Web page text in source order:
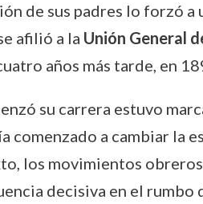
de sus padres lo forzó
afilió a la Unión General
años más tarde, en
su carrera estuvo
comenzado a cambiar la
los movimientos
decisiva en el